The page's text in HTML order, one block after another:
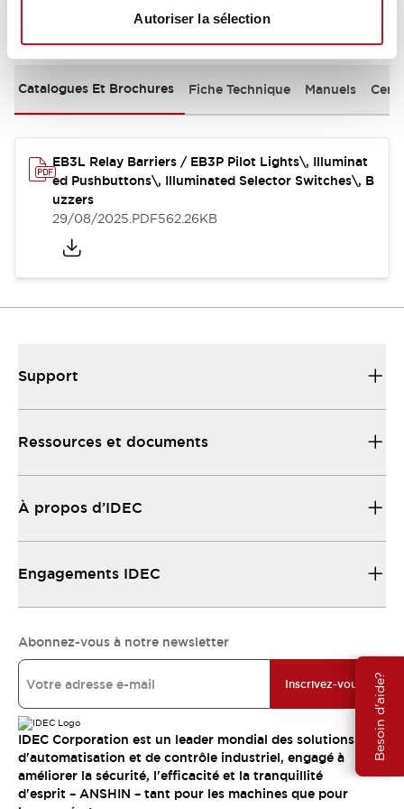
Autoriser la sélection
Besoin d'aide?
Documents et fichiers
Catalogues Et Brochures Fiche Technique Manuels
EB3L Relay Barriers / EB3P Pilot Lights\, Illuminat
ed Pushbuttons\, Illuminated Selector Switches\, B
uzzers
29/08/2025.PDF562.26KB
Support
Ressources et documents
À propos d’IDEC
Engagements IDEC
Abonnez-vous à notre newsletter
Inscrivez-vous
IDEC Corporation est un leader mondial des solutions
d'automatisation et de contrôle industriel, engagé à
améliorer la sécurité, l'efficacité et la tranquillité
d'esprit – ANSHIN – tant pour les machines que pour